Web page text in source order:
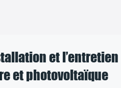
et l’entretien
et photovoltaïque